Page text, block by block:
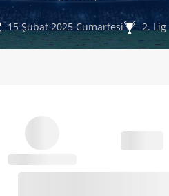
15 Şubat 2025 Cumartesi 2. Lig